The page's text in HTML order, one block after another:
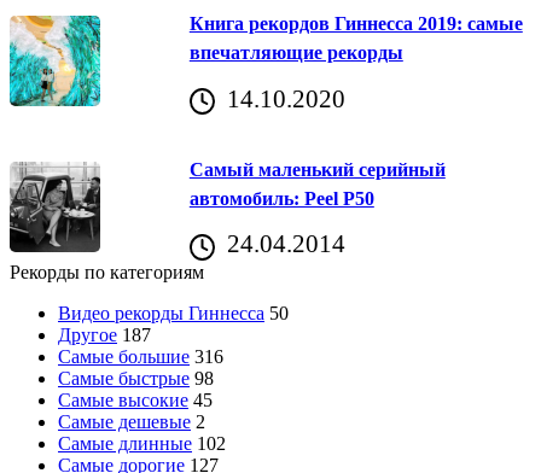
Книга рекордов Гиннесса 2019: самые
впечатляющие рекорды
14.10.2020
Самый маленький серийный
автомобиль: Peel P50
24.04.2014
Рекорды по категориям
Видео рекорды Гиннесса 50
Другое 187
Самые большие 316
Самые быстрые 98
Самые высокие 45
Самые дешевые 2
Самые длинные 102
Самые дорогие 127